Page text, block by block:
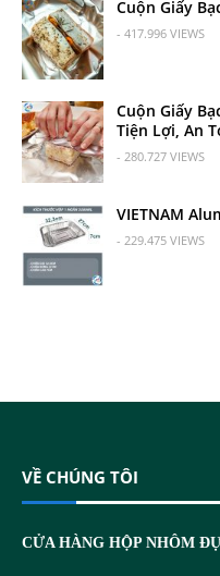
Cuộn Giấy
- 417.996 VIEWS
Cuộn Giấy
Tiện Lợi, An
- 280.727 VIEWS
VIETNAM
- 229.475 VIEWS
VỀ CHÚNG TÔI
CỬA HÀNG HỘP NHÔM